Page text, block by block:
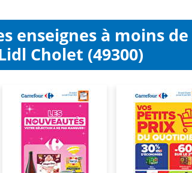
enseignes à moins de
Cholet (49300)